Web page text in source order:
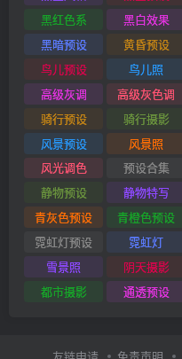
黑红色系
黑白效果
黑暗预设
黄昏预设
鸟儿预设
鸟儿照
高级灰调
高级灰色调
骑行预设
骑行摄影
风景预设
风景照
风光调色
预设合集
静物预设
静物特写
青灰色预设
青橙色预设
霓虹灯预设
霓虹灯
雪景照
阴天摄影
都市摄影
通透预设